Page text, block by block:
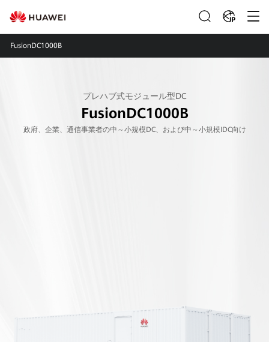
JP
FusionDC1000B
プレハブ式モジュール型DC
FusionDC1000B
政府、企業、通信事業者の中～小規模DC、および中～小規模IDC向け